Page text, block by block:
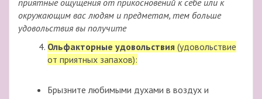
приятные ощущения от прикосновений к себе или к
окружающим вас людям и предметам, тем больше
удовольствия вы получите
Ольфакторные удовольствия (удовольствие
от приятных запахов):
Брызните любимыми духами в воздух и